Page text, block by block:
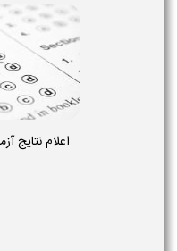
اعلام نتایج